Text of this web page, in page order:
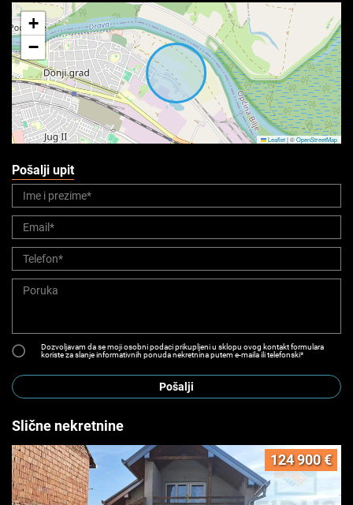
+
−
Leaflet|©OpenStreetMap
Pošalji upit
Dozvoljavam da se moji osobni podaci prikupljeni u sklopu ovog kontakt formulara
koriste za slanje informativnih ponuda nekretnina putem e-maila ili telefonski*
Pošalji
Slične nekretnine
124 900 €